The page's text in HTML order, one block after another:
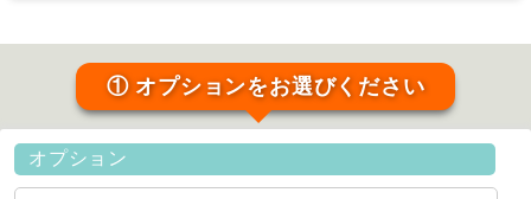
① オプションをお選びください
オプション